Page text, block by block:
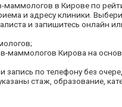
маммологов в Кирове по
и адресу клиники.
и запишитесь онлайн
маммологов Кирова на
запись по телефону без
стаж, образование,